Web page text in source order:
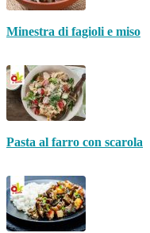
Minestra di fagioli e miso
Pasta al farro con scarola